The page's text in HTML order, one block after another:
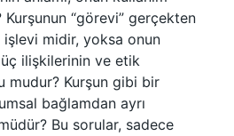
Kurşunun “görevi” gerçekten
midir, yoksa onun
ilişkilerinin ve etik
mudur? Kurşun gibi bir
bağlamdan ayrı
Bu sorular, sadece